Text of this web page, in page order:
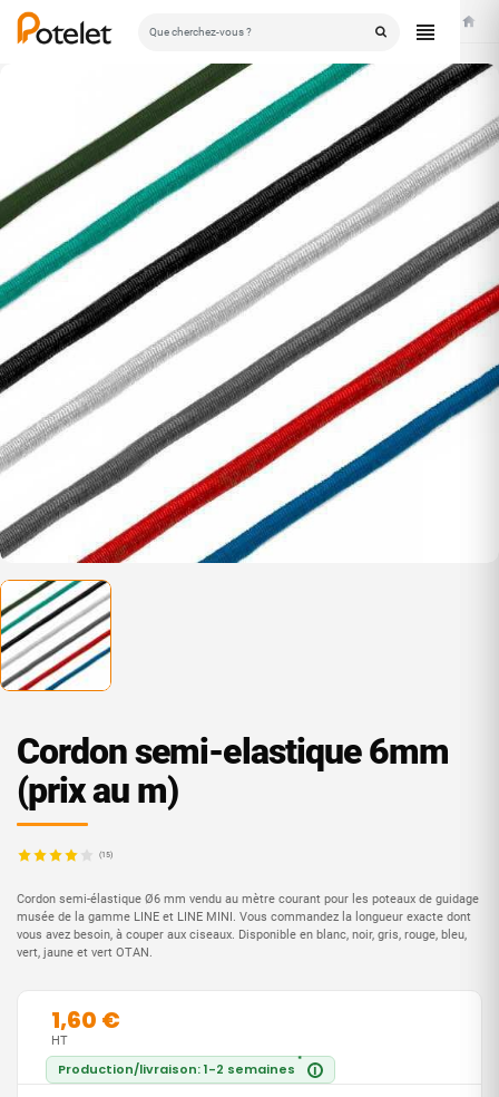
Cordon semi-elastique 6mm
(prix au m)
(15)
Cordon semi-élastique Ø6 mm vendu au mètre courant pour les poteaux de guidage
musée de la gamme LINE et LINE MINI. Vous commandez la longueur exacte dont
vous avez besoin, à couper aux ciseaux. Disponible en blanc, noir, gris, rouge, bleu,
vert, jaune et vert OTAN.
1,60 €
Production/livraison: 1-2 semaines *
i
HT